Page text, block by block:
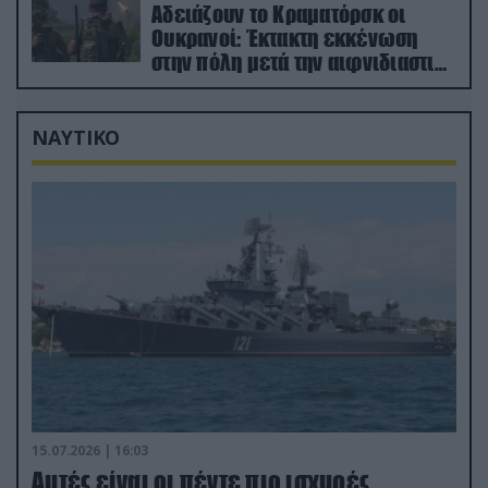
Αδειάζουν το Κραματόρσκ οι
Ουκρανοί: Έκτακτη εκκένωση
στην πόλη μετά την αιφνιδιαστική
προώθηση των Ρώσων (βίντεο)
ΝΑΥΤΙΚΟ
15.07.2026 | 16:03
Aυτές είναι οι πέντε πιο ισχυρές